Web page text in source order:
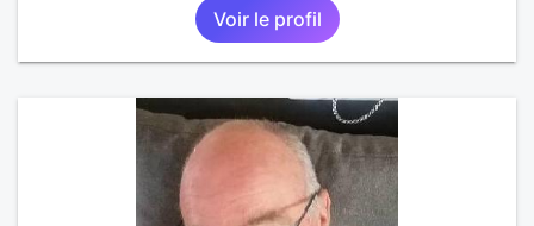
Voir le profil